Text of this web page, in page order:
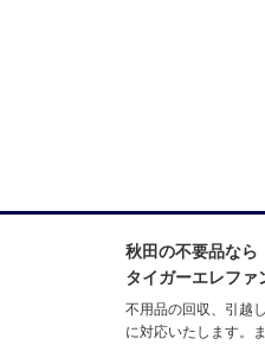
秋田の不要品なら
タイガーエレファ
不用品の回収、引越
に対応いたします。